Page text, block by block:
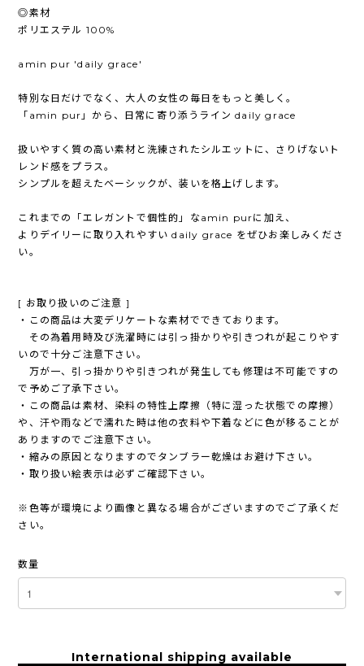
◎素材
ポリエステル 100%
amin pur 'daily grace'
特別な日だけでなく、大人の女性の毎日をもっと美しく。
「amin pur」から、日常に寄り添うライン daily grace
扱いやすく質の高い素材と洗練されたシルエットに、さりげないト
レンド感をプラス。
シンプルを超えたベーシックが、装いを格上げします。
これまでの「エレガントで個性的」なamin purに加え、
よりデイリーに取り入れやすい daily grace をぜひお楽しみくださ
い。
[ お取り扱いのご注意 ]
・この商品は大変デリケートな素材でできております。
その為着用時及び洗濯時には引っ掛かりや引きつれが起こりやす
いので十分ご注意下さい。
万が一、引っ掛かりや引きつれが発生しても修理は不可能ですの
で予めご了承下さい。
・この商品は素材、染料の特性上摩擦（特に湿った状態での摩擦）
や、汗や雨などで濡れた時は他の衣料や下着などに色が移ることが
ありますのでご注意下さい。
・縮みの原因となりますのでタンブラー乾燥はお避け下さい。
・取り扱い絵表示は必ずご確認下さい。
※色等が環境により画像と異なる場合がございますのでご了承くだ
さい。
数量
International shipping available